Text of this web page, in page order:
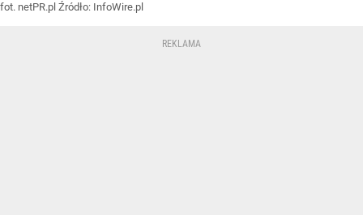
fot. netPR.pl Źródło: InfoWire.pl